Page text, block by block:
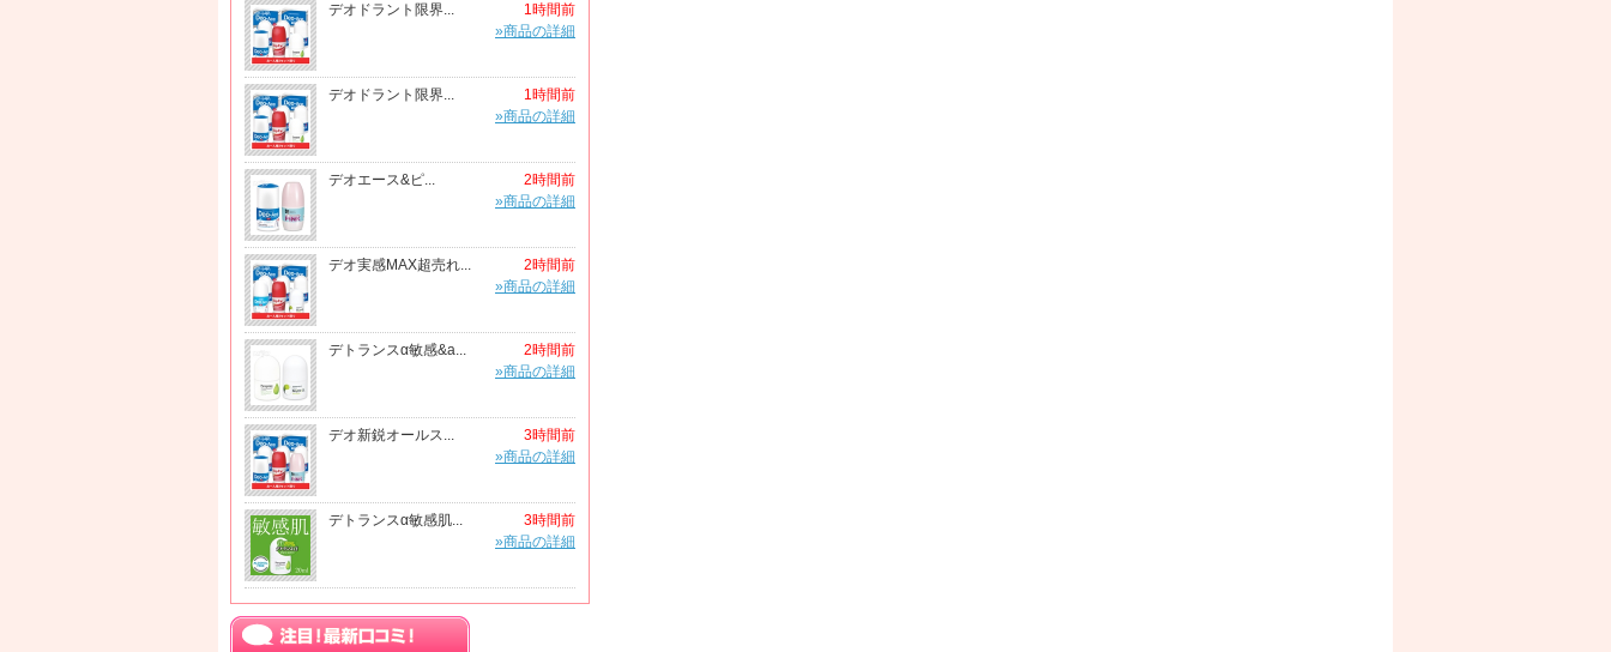
デオドラント限界...
1時間前
»商品の詳細
デオドラント限界...
1時間前
»商品の詳細
デオエース&ピ...
2時間前
»商品の詳細
デオ実感MAX超売れ...
2時間前
»商品の詳細
デトランスα敏感&a...
2時間前
»商品の詳細
デオ新鋭オールス...
3時間前
»商品の詳細
デトランスα敏感肌...
3時間前
»商品の詳細